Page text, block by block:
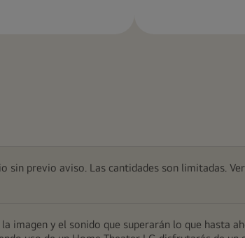
sin previo aviso. Las cantidades son limitadas.
imagen y el sonido que superarán lo que hasta